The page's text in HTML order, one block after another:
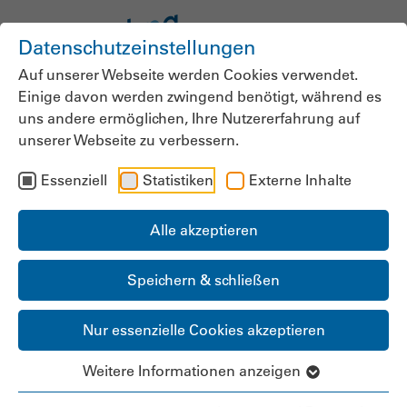
Datenschutzeinstellungen
Auf unserer Webseite werden Cookies verwendet.
Einige davon werden zwingend benötigt, während es
uns andere ermöglichen, Ihre Nutzererfahrung auf
unserer Webseite zu verbessern.
Essenziell Statistiken Externe Inhalte
Alle akzeptieren
Speichern & schließen
Nur essenzielle Cookies akzeptieren
Weitere Informationen anzeigen
Zentral koordiniert,